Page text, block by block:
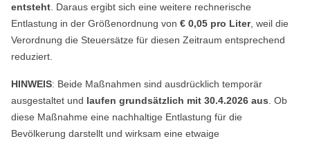
entsteht. Daraus ergibt sich eine weitere rechnerische
Entlastung in der Größenordnung von € 0,05 pro Liter, weil die
Verordnung die Steuersätze für diesen Zeitraum entsprechend
reduziert.
HINWEIS: Beide Maßnahmen sind ausdrücklich temporär
ausgestaltet und laufen grundsätzlich mit 30.4.2026 aus. Ob
diese Maßnahme eine nachhaltige Entlastung für die
Bevölkerung darstellt und wirksam eine etwaige